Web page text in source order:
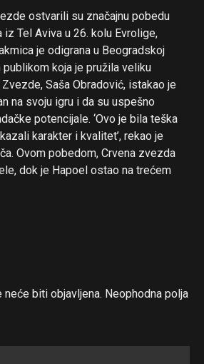
ostvarili su značajnu pobedu
Tel Aviva u 26. kolu Evrolige,
je odigrana u Beogradskoj
koja je pružila veliku
Saša Obradović, istakao je
na svoju igru i da su uspešno
potencijale. ‘Ovo je bila teška
karakter i kvalitet’, rekao je
Ovom pobedom, Crvena zvezda
dok je Hapoel ostao na trećem
biti objavljena. Neophodna polja